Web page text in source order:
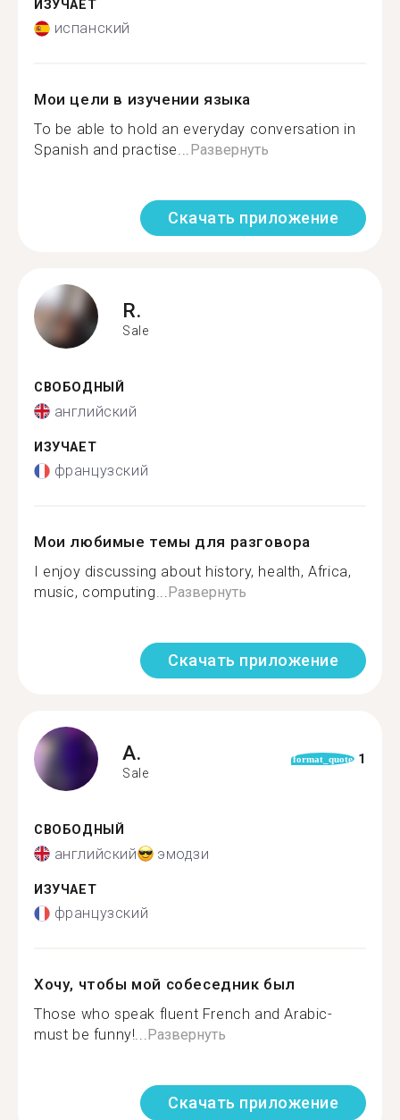
ИЗУЧАЕТ
испанский
Мои цели в изучении языка
To be able to hold an everyday conversation in
Spanish and practise...Развернуть
Скачать приложение
R.
Sale
СВОБОДНЫЙ
английский
ИЗУЧАЕТ
французский
Мои любимые темы для разговора
I enjoy discussing about history, health, Africa,
music, computing...Развернуть
Скачать приложение
A.
Sale
format_quote 1
СВОБОДНЫЙ
английский эмодзи
ИЗУЧАЕТ
французский
Хочу, чтобы мой собеседник был
Those who speak fluent French and Arabic-
must be funny!...Развернуть
Скачать приложение